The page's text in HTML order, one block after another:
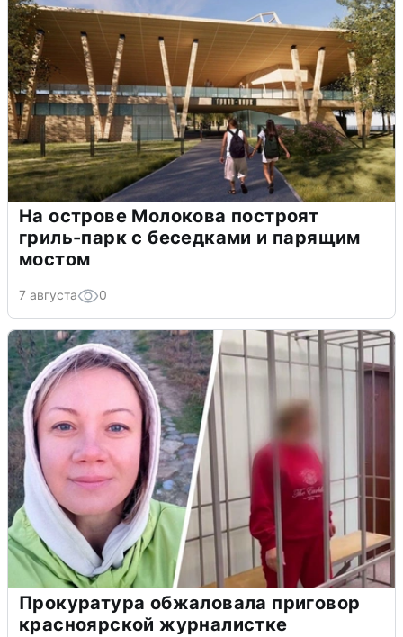
На острове Молокова построят
гриль-парк с беседками и парящим
мостом
7 августа 0
Прокуратура обжаловала приговор
красноярской журналистке